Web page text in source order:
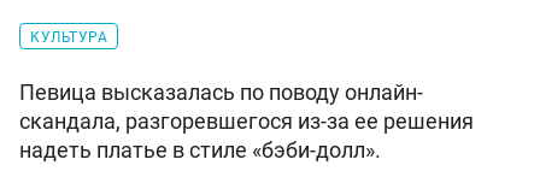
КУЛЬТУРА
Певица высказалась по поводу онлайн-
скандала, разгоревшегося из-за ее решения
надеть платье в стиле «бэби-долл».